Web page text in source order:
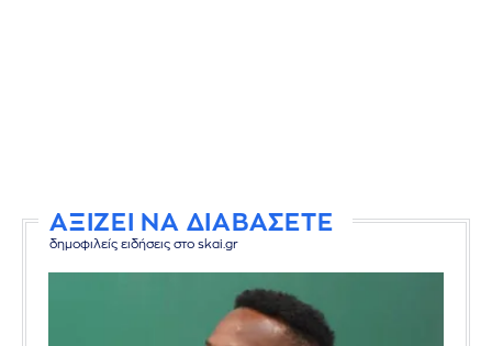
ΑΞΙΖΕΙ ΝΑ ΔΙΑΒΑΣΕΤΕ
δημοφιλείς ειδήσεις στο skai.gr